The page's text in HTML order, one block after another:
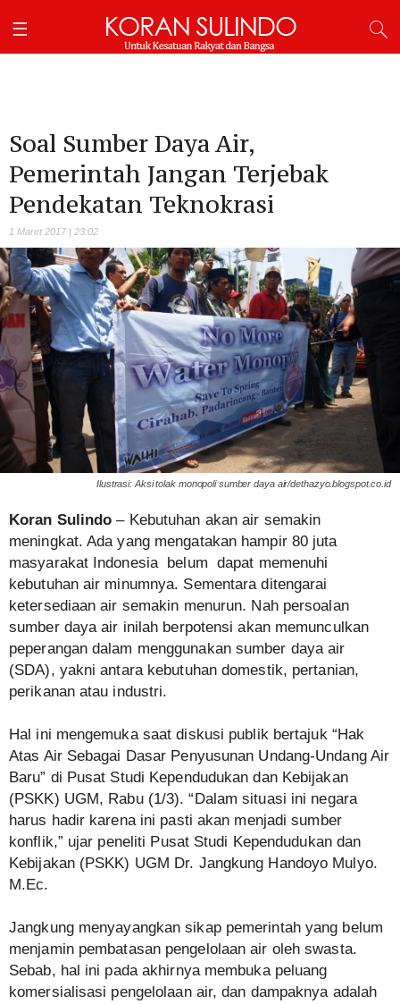
Soal Sumber Daya Air,
Pemerintah Jangan Terjebak
Pendekatan Teknokrasi
1 Maret 2017 | 23:02
Ilustrasi: Aksi tolak monopoli sumber daya air/dethazyo.blogspot.co.id
Koran Sulindo – Kebutuhan akan air semakin
meningkat. Ada yang mengatakan hampir 80 juta
masyarakat Indonesia belum dapat memenuhi
kebutuhan air minumnya. Sementara ditengarai
ketersediaan air semakin menurun. Nah persoalan
sumber daya air inilah berpotensi akan memunculkan
peperangan dalam menggunakan sumber daya air
(SDA), yakni antara kebutuhan domestik, pertanian,
perikanan atau industri.
Hal ini mengemuka saat diskusi publik bertajuk “Hak
Atas Air Sebagai Dasar Penyusunan Undang-Undang Air
Baru” di Pusat Studi Kependudukan dan Kebijakan
(PSKK) UGM, Rabu (1/3). “Dalam situasi ini negara
harus hadir karena ini pasti akan menjadi sumber
konflik,” ujar peneliti Pusat Studi Kependudukan dan
Kebijakan (PSKK) UGM Dr. Jangkung Handoyo Mulyo.
M.Ec.
Jangkung menyayangkan sikap pemerintah yang belum
menjamin pembatasan pengelolaan air oleh swasta.
Sebab, hal ini pada akhirnya membuka peluang
komersialisasi pengelolaan air, dan dampaknya adalah